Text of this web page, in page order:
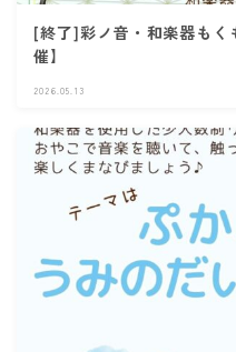
[終了]彩ノ音・和楽器も
催】
2026.05.13